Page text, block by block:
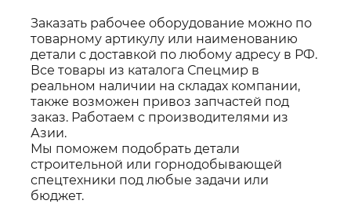
Заказать рабочее оборудование можно по
товарному артикулу или наименованию
детали с доставкой по любому адресу в РФ.
Все товары из каталога Спецмир в
реальном наличии на складах компании,
также возможен привоз запчастей под
заказ. Работаем с производителями из
Азии.
Мы поможем подобрать детали
строительной или горнодобывающей
спецтехники под любые задачи или
бюджет.